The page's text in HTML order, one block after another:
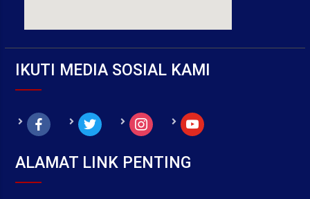
IKUTI MEDIA SOSIAL KAMI
facebook twitter instagram youtube
ALAMAT LINK PENTING